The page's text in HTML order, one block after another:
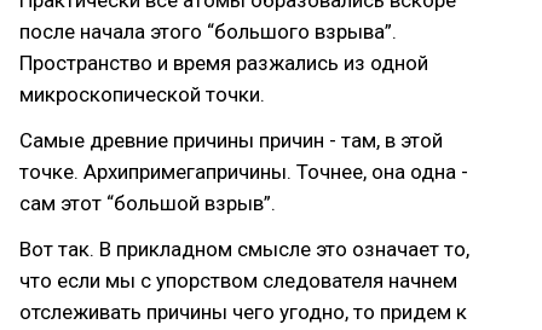
после начала этого “большого взрыва”.
Пространство и время разжались из одной
микроскопической точки.
Самые древние причины причин - там, в этой
точке. Архипримегапричины. Точнее, она одна -
сам этот “большой взрыв”.
Вот так. В прикладном смысле это означает то,
что если мы с упорством следователя начнем
отслеживать причины чего угодно, то придем к